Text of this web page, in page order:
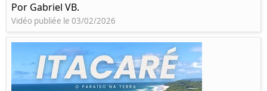
Por Gabriel VB.
Vidéo publiée le 03/02/2026